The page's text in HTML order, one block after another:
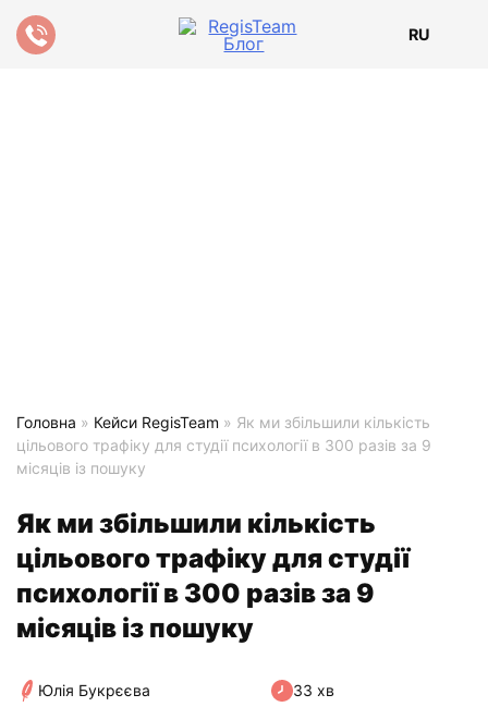
RU
Головна » Кейси RegisTeam » Як ми збільшили кількість
цільового трафіку для студії психології в 300 разів за 9
місяців із пошуку
Як ми збільшили кількість
цільового трафіку для студії
психології в 300 разів за 9
місяців із пошуку
Юлія Букрєєва 33 хв